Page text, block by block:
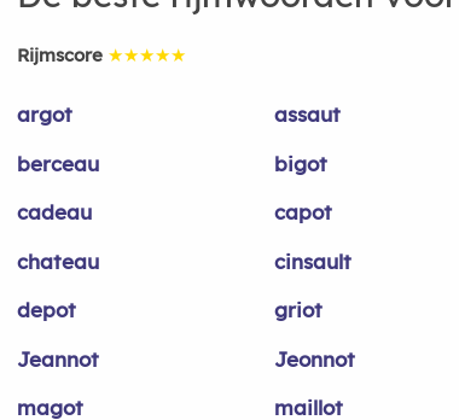
Rijmscore ★★★★★
argot assaut
berceau
bigot
cadeau
capot
chateau
cinsault
depot
griot
Jeannot
Jeonnot
magot
maillot